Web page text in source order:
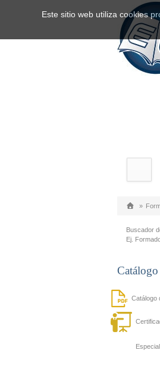
»
Buscador
Ej.
Catálogo
Catálogo
Este sitio web utiliza cookies